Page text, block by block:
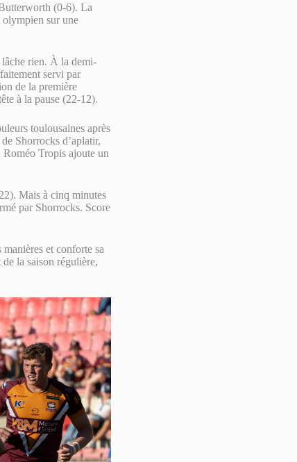
(0-6). La
olympien sur une
lâche rien. À la demi-
servi par
de la première
à la pause (22-12).
toulousaines après
Shorrocks d’aplatir,
Roméo Tropis ajoute un
Mais à cinq minutes
par Shorrocks. Score
et conforte sa
la saison régulière,